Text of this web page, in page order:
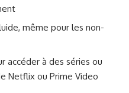
même pour les non-
accéder à des séries ou
Netflix ou Prime Video